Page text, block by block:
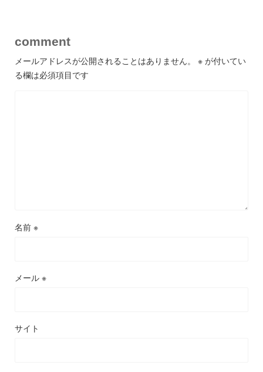
comment
メールアドレスが公開されることはありません。 ※ が付いてい
る欄は必須項目です
名前 ※
メール ※
サイト